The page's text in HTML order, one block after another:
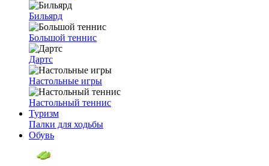
Бильярд
Большой теннис
Дартс
Настольные игры
Настольный теннис
Туризм
Палки для ходьбы
Обувь